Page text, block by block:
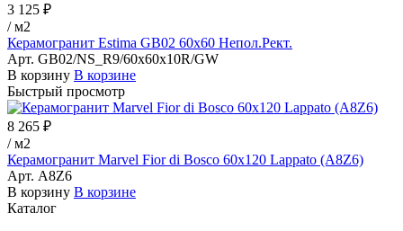
3 125 ₽
/ м2
Керамогранит Estima GB02 60x60 Непол.Рект.
Арт. GB02/NS_R9/60x60x10R/GW
В корзину В корзине
Быстрый просмотр
8 265 ₽
/ м2
Керамогранит Marvel Fior di Bosco 60x120 Lappato (A8Z6)
Арт. A8Z6
В корзину В корзине
Каталог